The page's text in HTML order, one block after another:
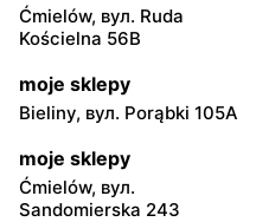
Ćmielów, вул. Ruda
Kościelna 56B
moje sklepy
Bieliny, вул. Porąbki 105A
moje sklepy
Ćmielów, вул.
Sandomierska 243